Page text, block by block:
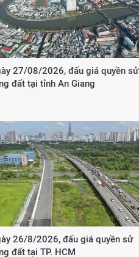
27/08/2026, đấu giá quyền sử
đất tại tỉnh An Giang
26/8/2026, đấu giá quyền sử
đất tại TP. HCM